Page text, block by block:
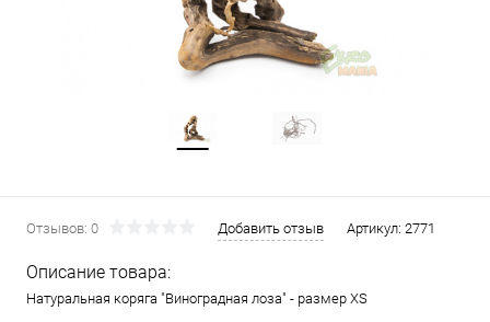
Отзывов: 0 Добавить отзыв Артикул: 2771
Описание товара:
Натуральная коряга "Виноградная лоза" - размер XS